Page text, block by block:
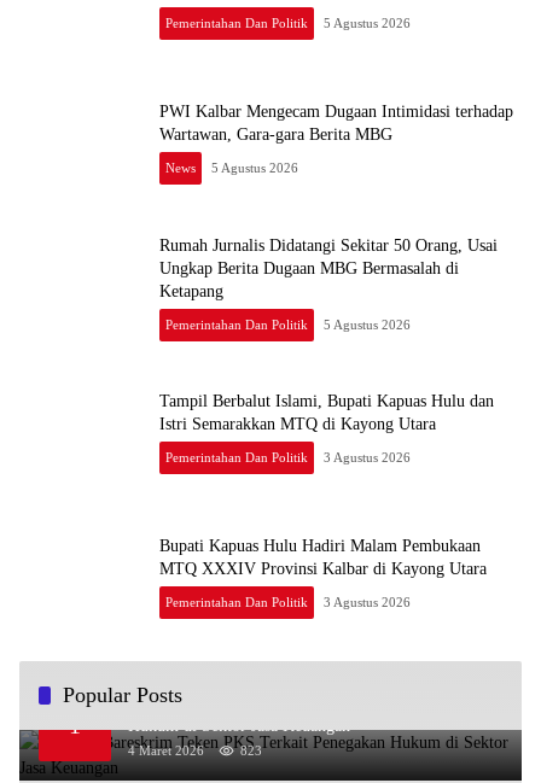
Pemerintahan Dan Politik 5 Agustus 2026
PWI Kalbar Mengecam Dugaan Intimidasi terhadap
Wartawan, Gara-gara Berita MBG
News 5 Agustus 2026
Rumah Jurnalis Didatangi Sekitar 50 Orang, Usai
Ungkap Berita Dugaan MBG Bermasalah di
Ketapang
Pemerintahan Dan Politik 5 Agustus 2026
Tampil Berbalut Islami, Bupati Kapuas Hulu dan
Istri Semarakkan MTQ di Kayong Utara
Pemerintahan Dan Politik 3 Agustus 2026
Bupati Kapuas Hulu Hadiri Malam Pembukaan
MTQ XXXIV Provinsi Kalbar di Kayong Utara
Pemerintahan Dan Politik 3 Agustus 2026
Popular Posts
1
OJK dan Bareskrim Teken PKS Terkait Penegakan
Hukum di Sektor Jasa Keuangan
4 Maret 2026 823